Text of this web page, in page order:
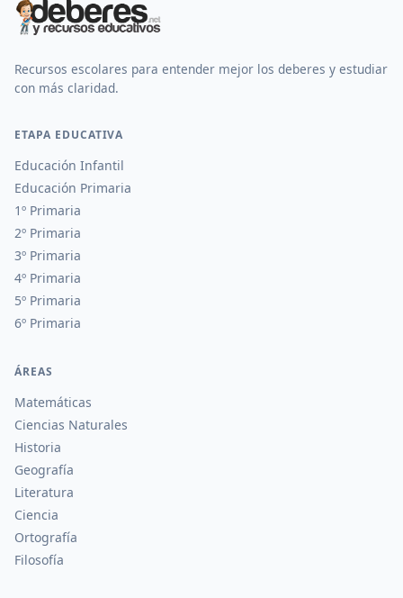
Recursos escolares para entender mejor los deberes y estudiar
con más claridad.
ETAPA EDUCATIVA
Educación Infantil
Educación Primaria
1º Primaria
2º Primaria
3º Primaria
4º Primaria
5º Primaria
6º Primaria
ÁREAS
Matemáticas
Ciencias Naturales
Historia
Geografía
Literatura
Ciencia
Ortografía
Filosofía